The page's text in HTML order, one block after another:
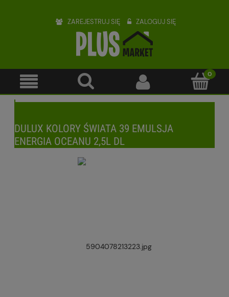
ZAREJESTRUJ SIĘ ZALOGUJ SIĘ
DULUX KOLORY ŚWIATA 39 EMULSJA
ENERGIA OCEANU 2,5L DL